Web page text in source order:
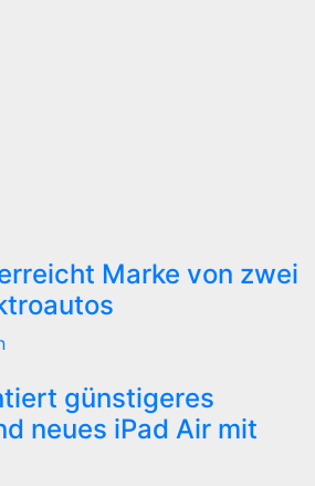
Marke von zwei
günstigeres
neues iPad Air mit